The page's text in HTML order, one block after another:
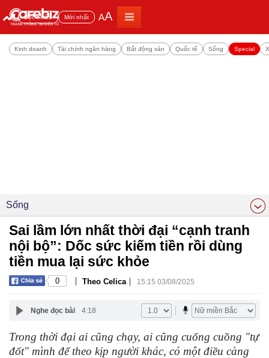
Đọc nhiều Mới nhất AA
Kinh doanh Tài chính ngân hàng Bất động sản Quốc tế Sống Special
Sống
Sai lầm lớn nhất thời đại “cạnh tranh
nội bộ”: Dốc sức kiếm tiền rồi dùng
tiền mua lại sức khỏe
0 | Theo Celica | 15:15 03/08/2025
Nghe đọc bài 4:18
Trong thời đại ai cũng chạy, ai cũng cuống cuồng "tự
đốt" mình để theo kịp người khác, có một điều càng